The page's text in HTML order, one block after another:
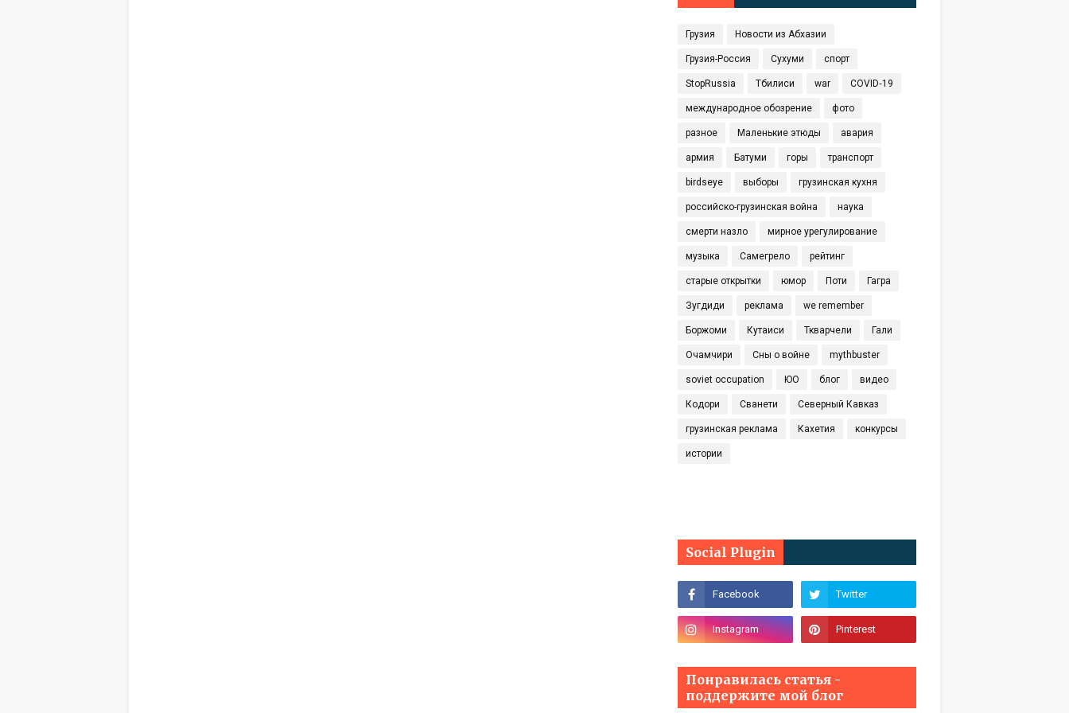
Грузия Новости из Абхазии
Грузия-Россия Сухуми спорт
StopRussia Тбилиси war COVID‑19
международное обозрение фото
разное Маленькие этюды авария
армия Батуми горы транспорт
birdseye выборы грузинская кухня
российско-грузинская война наука
смерти назло мирное урегулирование
музыка Самегрело рейтинг
старые открытки юмор Поти Гагра
Зугдиди реклама we remember
Боржоми Кутаиси Ткварчели Гали
Очамчири Сны о войне mythbuster
soviet occupation ЮО блог видео
Кодори Сванети Северный Кавказ
грузинская реклама Кахетия конкурсы
истории
Social Plugin
Понравилась статья -
поддержите мой блог